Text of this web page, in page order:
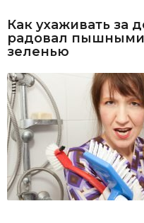
Как ухаживать за
радовал пышными
зеленью